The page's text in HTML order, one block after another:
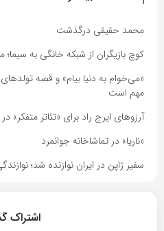
محمد حقیقی درگذشت
کوچ بازیگران از شبکه خانگی به
«می‌خوام به دنیا بیام» و قصه
مهم است
آرزوهای ایرج راد برای «تئاتر متفکر»
«ناریا» در تماشاخانه جوانمرد
سفیر ژاپن در ایران نوازنده شد؛
اشتراک